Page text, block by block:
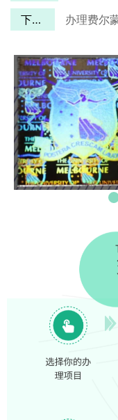
下一篇